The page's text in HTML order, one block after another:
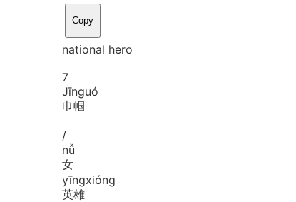
Copy
national hero
7
Jīnguó
巾帼
/
nǚ
女
yīngxióng
英雄